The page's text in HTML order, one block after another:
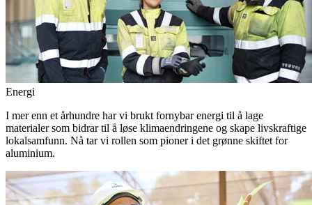
Energi
I mer enn et århundre har vi brukt fornybar energi til å lage
materialer som bidrar til å løse klimaendringene og skape livskraftige
lokalsamfunn. Nå tar vi rollen som pioner i det grønne skiftet for
aluminium.